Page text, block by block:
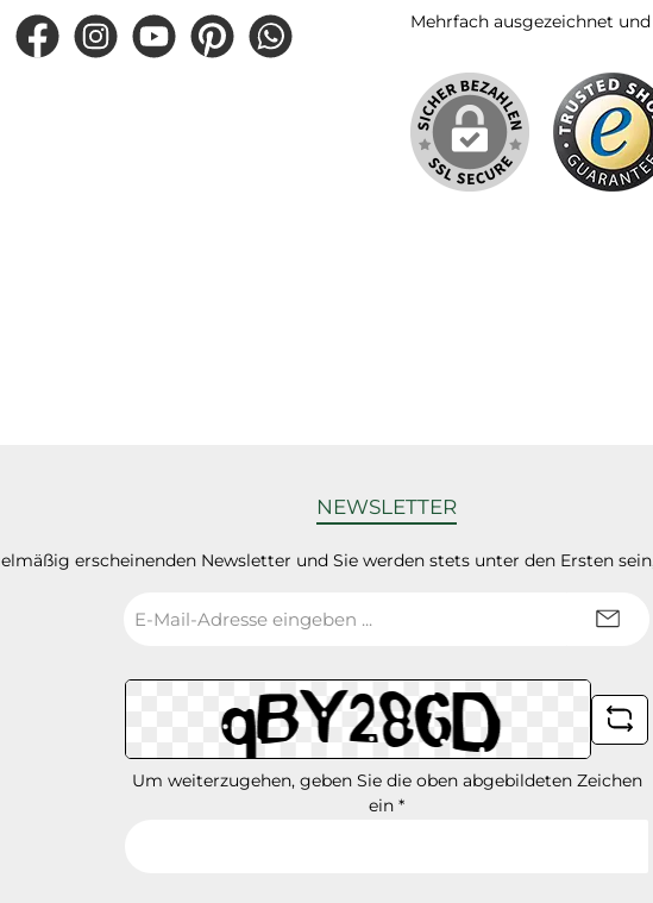
FacebookInstagramYouTubePinterestWhatsApp
Mehrfach ausgezeichnet
NEWSLETTER
erscheinenden Newsletter und Sie werden stets unter den Ersten
Mail-
*
Um weiterzugehen, geben Sie die oben abgebildeten Zeichen
ein *